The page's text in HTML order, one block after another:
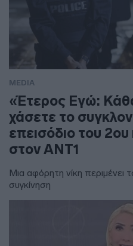
MEDIA
«Έτερος Εγώ:
χάσετε το
επεισόδιο του
στον ΑΝΤ1
Μια αφόρητη νίκη
συγκίνηση